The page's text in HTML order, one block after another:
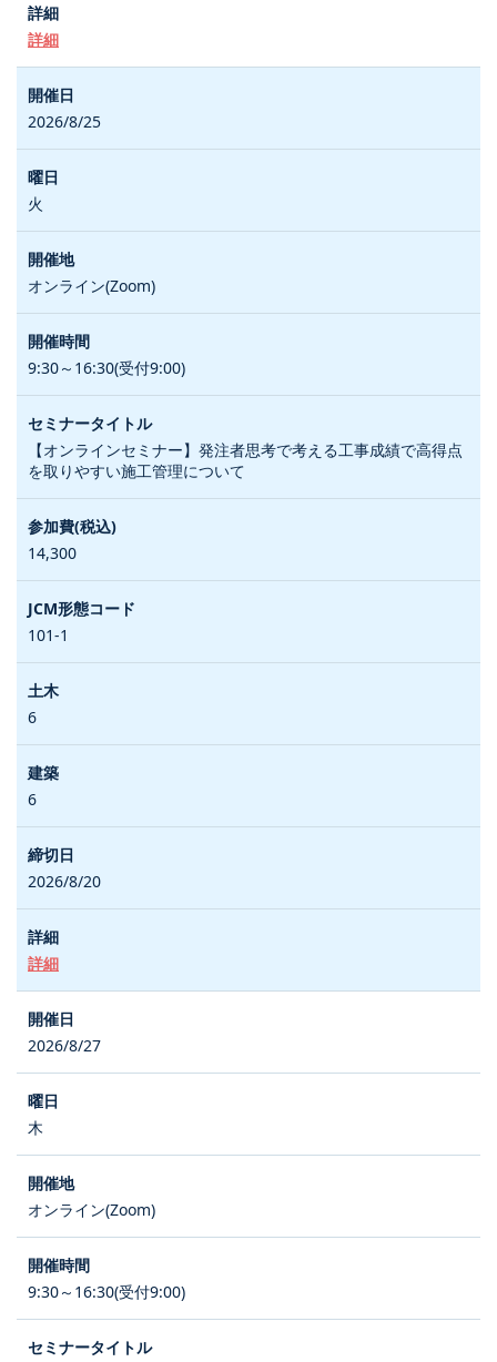
詳細
2026/8/25
火
オンライン(Zoom)
9:30～16:30(受付9:00)
【オンラインセミナー】発注者思考で考える工事成績で高得点
を取りやすい施工管理について
14,300
101-1
6
6
2026/8/20
詳細
2026/8/27
木
オンライン(Zoom)
9:30～16:30(受付9:00)